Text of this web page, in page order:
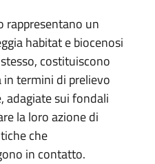
rappresentano un
habitat e biocenosi
costituiscono
termini di prelievo
adagiate sui fondali
la loro azione di
che
in contatto.